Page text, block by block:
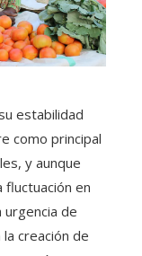
estabilidad
como principal
y aunque
fluctuación en
de
creación de